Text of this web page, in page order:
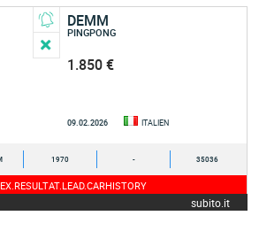
DEMM
PINGPONG
1.850 €
09.02.2026 ITALIEN
1970 - 35036
subito.it